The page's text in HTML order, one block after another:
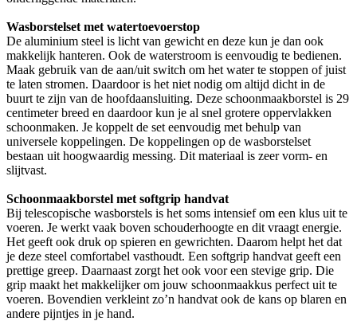
Wasborstelset met watertoevoerstop
De aluminium steel is licht van gewicht en deze kun je dan ook
makkelijk hanteren. Ook de waterstroom is eenvoudig te bedienen.
Maak gebruik van de aan/uit switch om het water te stoppen of juist
te laten stromen. Daardoor is het niet nodig om altijd dicht in de
buurt te zijn van de hoofdaansluiting. Deze schoonmaakborstel is 29
centimeter breed en daardoor kun je al snel grotere oppervlakken
schoonmaken. Je koppelt de set eenvoudig met behulp van
universele koppelingen. De koppelingen op de wasborstelset
bestaan uit hoogwaardig messing. Dit materiaal is zeer vorm- en
slijtvast.
Schoonmaakborstel met softgrip handvat
Bij telescopische wasborstels is het soms intensief om een klus uit te
voeren. Je werkt vaak boven schouderhoogte en dit vraagt energie.
Het geeft ook druk op spieren en gewrichten. Daarom helpt het dat
je deze steel comfortabel vasthoudt. Een softgrip handvat geeft een
prettige greep. Daarnaast zorgt het ook voor een stevige grip. Die
grip maakt het makkelijker om jouw schoonmaakkus perfect uit te
voeren. Bovendien verkleint zo’n handvat ook de kans op blaren en
andere pijntjes in je hand.